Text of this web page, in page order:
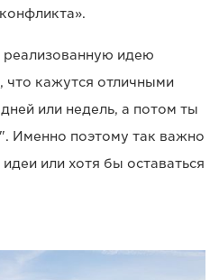
идею
что кажутся отличными
или недель, а потом ты
Именно поэтому так важно
или хотя бы оставаться